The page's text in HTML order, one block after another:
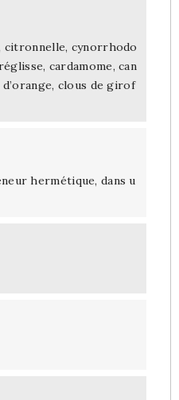
citronnelle, cynorrhodo
cardamome, can
clous de girof
hermétique, dans u